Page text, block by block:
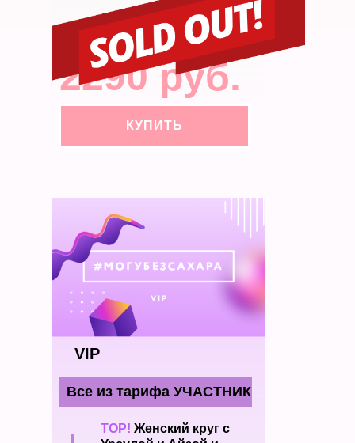
VIP
Все из тарифа УЧАСТНИК
TOP! Женский круг с
КУПИТЬ
2290 руб.